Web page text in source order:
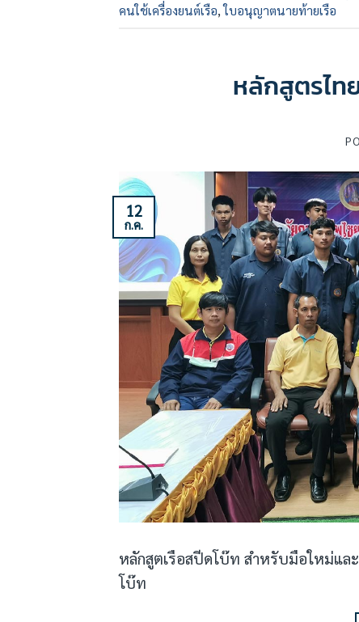
คนใช้เครื่องยนต์เรือ,ใบอนุญาตนายท้ายเรือ
หลักสูตรไท
12
ก.ค.
หลักสูตเรือสปีดโบ๊ท สำหรับมือใหม่และ
โบ๊ท